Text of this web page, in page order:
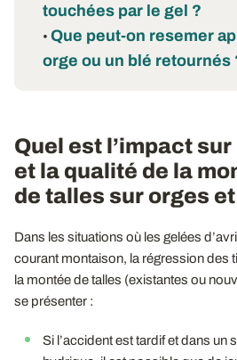
touchées par le gel ?
• Que peut-on resemer
orge ou un blé retournés
Quel est l’impact
et la qualité de la
de talles sur orges
Dans les situations où les gelées
courant montaison, la régression des
la montée de talles (existantes ou
se présenter :
Si l’accident est tardif et dans un